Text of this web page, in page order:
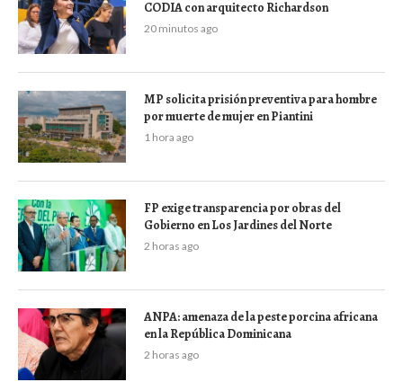
CODIA con arquitecto Richardson
20 minutos ago
MP solicita prisión preventiva para hombre
por muerte de mujer en Piantini
1 hora ago
FP exige transparencia por obras del
Gobierno en Los Jardines del Norte
2 horas ago
ANPA: amenaza de la peste porcina africana
en la República Dominicana
2 horas ago